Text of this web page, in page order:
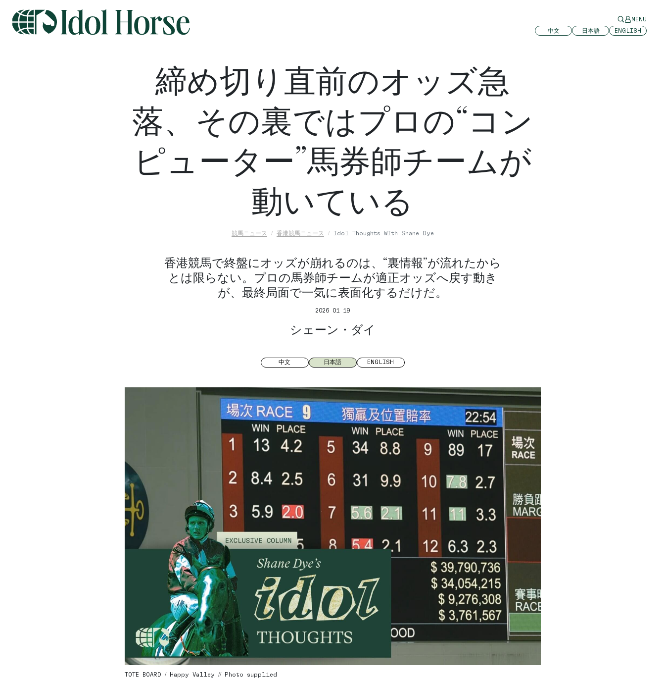
MENU
中文
日本語 ENGLISH
締め切り直前のオッズ急
落、その裏ではプロの“コン
ピューター”馬券師チームが
動いている
競馬ニュース 香港競馬ニュース Idol Thoughts WIth Shane Dye
香港競馬で終盤にオッズが崩れるのは、“裏情報”が流れたから
とは限らない。プロの馬券師チームが適正オッズへ戻す動き
が、最終局面で一気に表面化するだけだ。
2026 01 19
シェーン・ダイ
中文 日本語 ENGLISH
TOTE BOARD / Happy Valley // Photo supplied